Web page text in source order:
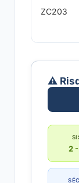
ZC203
⚠️
2